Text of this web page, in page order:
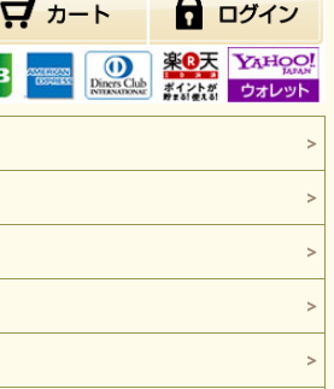
■Mサイズ(約60g～)※12･13･14立
■Lサイズ(約80g～)※10･11･12立
■XLサイズ(約100g～)※8・9･10立
山陰沖日本海
到着後30日間